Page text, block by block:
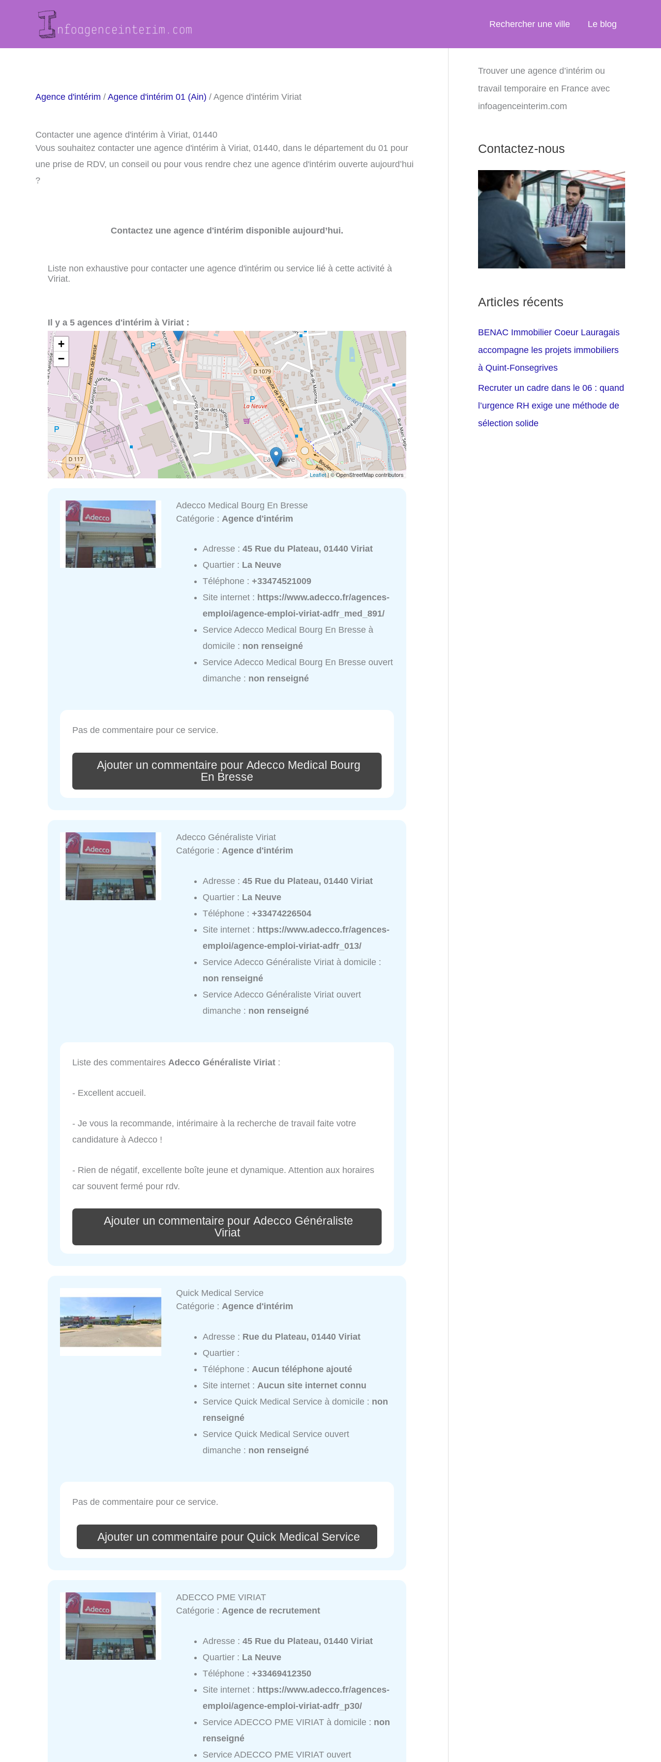
Rechercher une ville Le blog
Agence d'intérim / Agence d'intérim 01 (Ain) / Agence d'intérim Viriat
Contacter une agence d'intérim à Viriat, 01440
Vous souhaitez contacter une agence d'intérim à Viriat, 01440, dans le département du 01 pour
une prise de RDV, un conseil ou pour vous rendre chez une agence d'intérim ouverte aujourd’hui
?
Contactez une agence d'intérim disponible aujourd’hui.
Liste non exhaustive pour contacter une agence d'intérim ou service lié à cette activité à
Viriat.
Il y a 5 agences d'intérim à Viriat :
+
−
Leaflet| © OpenStreetMap contributors
Adecco Medical Bourg En Bresse
Catégorie : Agence d'intérim
Adresse :45 Rue du Plateau, 01440 Viriat
Quartier : La Neuve
Téléphone :+33474521009
Site internet : https://www.adecco.fr/agences-
emploi/agence-emploi-viriat-adfr_med_891/
Service Adecco Medical Bourg En Bresse à
domicile : non renseigné
Service Adecco Medical Bourg En Bresse ouvert
dimanche : non renseigné
Pas de commentaire pour ce service.
Ajouter un commentaire pour Adecco Medical Bourg
En Bresse
Adecco Généraliste Viriat
Catégorie :Agence d'intérim
Adresse :45 Rue du Plateau, 01440 Viriat
Quartier : La Neuve
Téléphone :+33474226504
Site internet : https://www.adecco.fr/agences-
emploi/agence-emploi-viriat-adfr_013/
Service Adecco Généraliste Viriat à domicile :
non renseigné
Service Adecco Généraliste Viriat ouvert
dimanche : non renseigné
Liste des commentaires Adecco Généraliste Viriat :
- Excellent accueil.
- Je vous la recommande, intérimaire à la recherche de travail faite votre
candidature à Adecco !
- Rien de négatif, excellente boîte jeune et dynamique. Attention aux horaires
car souvent fermé pour rdv.
Ajouter un commentaire pour Adecco Généraliste
Viriat
Quick Medical Service
Catégorie :Agence d'intérim
Adresse : Rue du Plateau, 01440 Viriat
Quartier :
Téléphone :Aucun téléphone ajouté
Site internet :Aucun site internet connu
Service Quick Medical Service à domicile : non
renseigné
Service Quick Medical Service ouvert
dimanche : non renseigné
Pas de commentaire pour ce service.
Ajouter un commentaire pour Quick Medical Service
ADECCO PME VIRIAT
Catégorie : Agence de recrutement
Adresse :45 Rue du Plateau, 01440 Viriat
Quartier : La Neuve
Téléphone :+33469412350
Site internet : https://www.adecco.fr/agences-
emploi/agence-emploi-viriat-adfr_p30/
Service ADECCO PME VIRIAT à domicile : non
renseigné
Service ADECCO PME VIRIAT ouvert
Trouver une agence d’intérim ou
travail temporaire en France avec
infoagenceinterim.com
Contactez-nous
Articles récents
BENAC Immobilier Coeur Lauragais
accompagne les projets immobiliers
à Quint-Fonsegrives
Recruter un cadre dans le 06 : quand
l’urgence RH exige une méthode de
sélection solide